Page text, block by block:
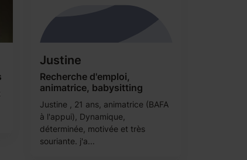
Justine
Recherche d'emploi,
animatrice, babysitting
Justine , 21 ans, animatrice (BAFA
à l'appui), Dynamique,
déterminée, motivée et très
souriante. j'a...